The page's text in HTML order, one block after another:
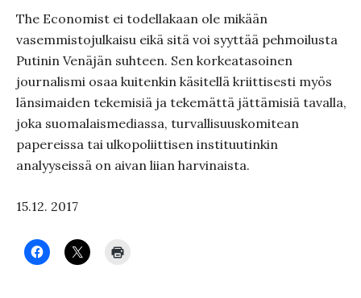
The Economist ei todellakaan ole mikään
vasemmistojulkaisu eikä sitä voi syyttää pehmoilusta
Putinin Venäjän suhteen. Sen korkeatasoinen
journalismi osaa kuitenkin käsitellä kriittisesti myös
länsimaiden tekemisiä ja tekemättä jättämisiä tavalla,
joka suomalaismediassa, turvallisuuskomitean
papereissa tai ulkopoliittisen instituutinkin
analyyseissä on aivan liian harvinaista.
15.12. 2017